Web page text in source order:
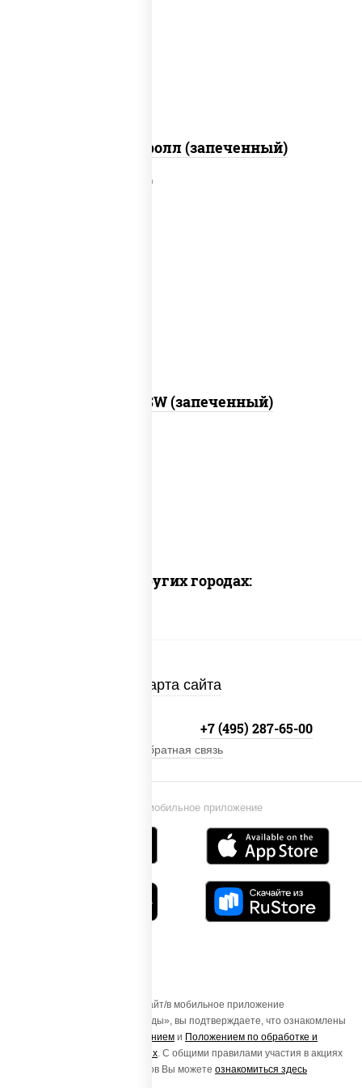
Сальмон ролл (запеченный)
Город PSW (запеченный)
Доставка в других городах:
Карта сайта
Установи мобильное приложение
+7 (495) 287-65-00
Обратная связь
Осуществляя вход на этот Сайт/в мобильное приложение
«ПиццаСушиВок - доставка еды», вы подтверждаете, что ознакомлены
Пользовательским соглашением и Положением по обработке и
защите персональных данных. С общими правилами участия в акциях
и порядке получения подарков Вы можете ознакомиться здесь